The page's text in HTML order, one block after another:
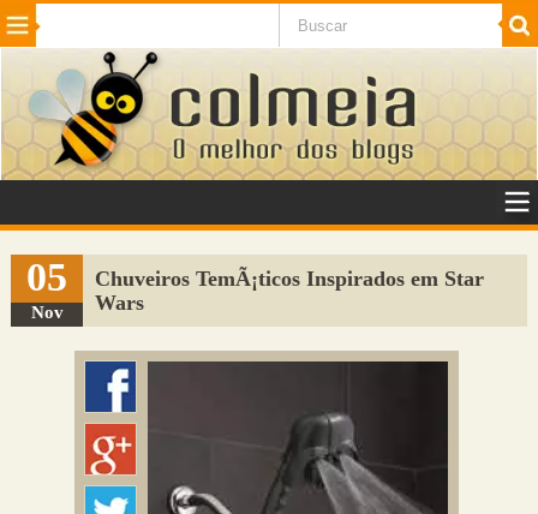
Beleza Cinema e TV
Internet Jogos NotÃ­cias SaÃºde
VeÃ­culos Adulto
Sugerir Link
Adicionar Blog
Colmeia Exchange
05
Nov
Chuveiros TemÃ¡ticos Inspirados em Star
Wars